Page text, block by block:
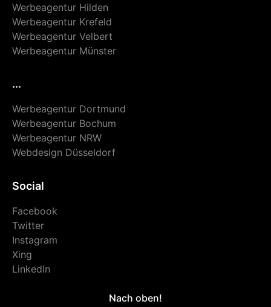
Werbeagentur Hilden
Werbeagentur Krefeld
Werbeagentur Velbert
Werbeagentur Münster
...
Werbeagentur Dortmund
Werbeagentur Bochum
Werbeagentur NRW
Webdesign Düsseldorf
Social
Facebook
Twitter
Instagram
Xing
LinkedIn
Nach oben!